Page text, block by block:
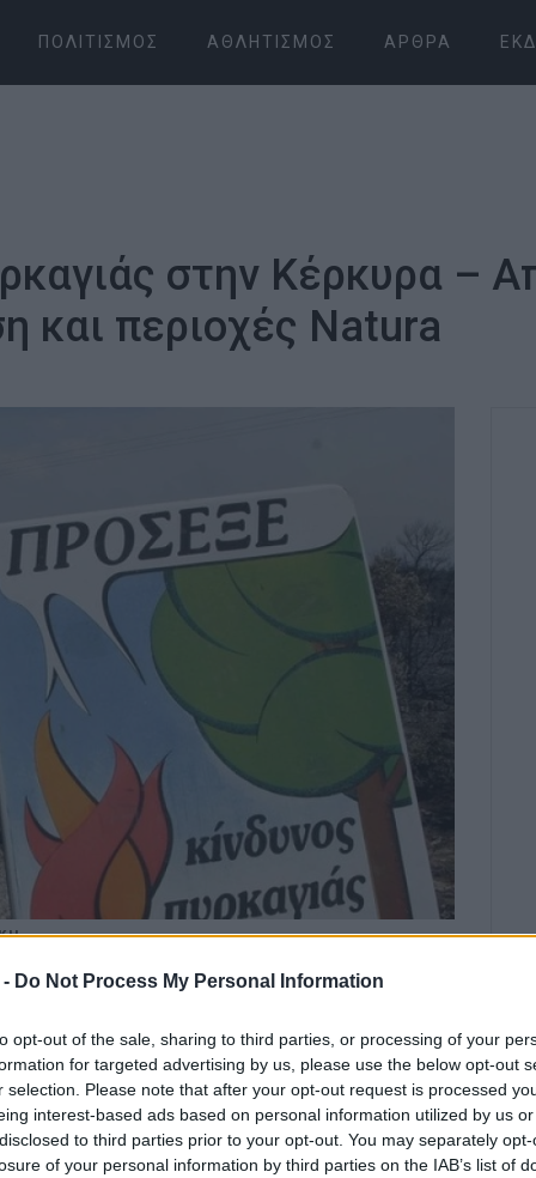
Do Not Process My Personal Information
opt-out of the sale, sharing to third parties, or processing of your
for targeted advertising by us, please use the below opt-out
selection. Please note that after your opt-out request is processed
interest-based ads based on personal information utilized by us
to third parties prior to your opt-out. You may separately
of your personal information by third parties on the IAB’s list of
ΠΟΛΙΤΙΣΜΌΣ ΑΘΛΗΤΙΣΜΌΣ ΆΡΘΡΑ
στην Κέρκυρα –
και περιοχές Natura
τίθενται το Σάββατο 4
Προστασίας στην Κέρκυρα, καθώς
κατατάσσεται στην κατηγορία 3
απαγορεύεται η
πολιτών και οχημάτων σε
περιοχές.